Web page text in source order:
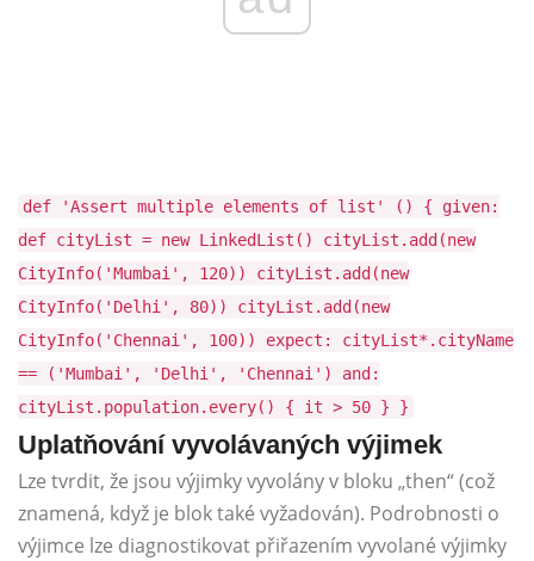
def 'Assert multiple elements of list' () { given:
def cityList = new LinkedList() cityList.add(new
CityInfo('Mumbai', 120)) cityList.add(new
CityInfo('Delhi', 80)) cityList.add(new
CityInfo('Chennai', 100)) expect: cityList*.cityName
== ('Mumbai', 'Delhi', 'Chennai') and:
cityList.population.every() { it > 50 } }
Uplatňování vyvolávaných výjimek
Lze tvrdit, že jsou výjimky vyvolány v bloku „then“ (což
znamená, když je blok také vyžadován). Podrobnosti o
výjimce lze diagnostikovat přiřazením vyvolané výjimky